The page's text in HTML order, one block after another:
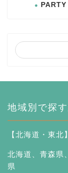
地域別で探
【北海道・東北】
北海道 、 青森県、
県